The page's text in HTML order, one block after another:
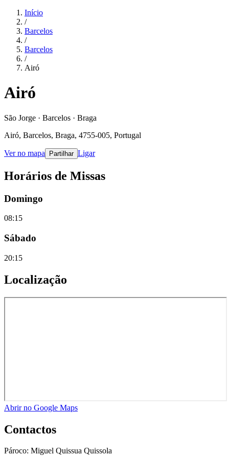
Início
/
Barcelos
/
Barcelos
/
Airó
Airó
São Jorge · Barcelos · Braga
Airó, Barcelos, Braga, 4755-005, Portugal
Ver no mapa Partilhar Ligar
Horários de Missas
Domingo
08:15
Sábado
20:15
Localização
Abrir no Google Maps
Contactos
Pároco: Miguel Quissua Quissola